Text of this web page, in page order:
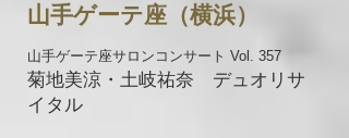
山手ゲーテ座（横浜）
山手ゲーテ座サロンコンサート Vol. 357
菊地美涼・土岐祐奈 デュオリサ
イタル